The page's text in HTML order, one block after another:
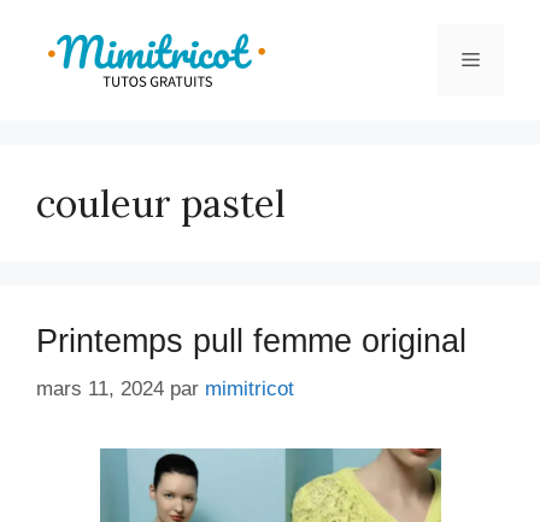
contenu
Menu
couleur pastel
Printemps pull femme original
mars 11, 2024 par mimitricot